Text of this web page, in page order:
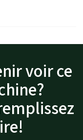
voir ce